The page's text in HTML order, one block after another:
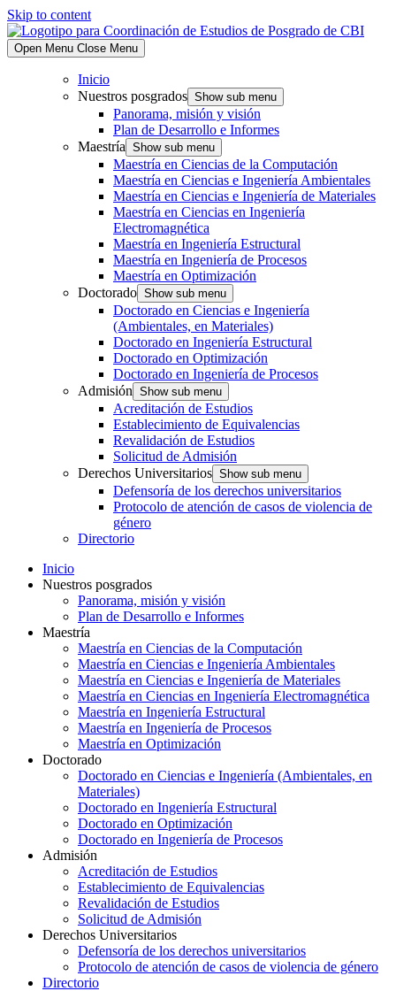
Skip to content
Open Menu Close Menu
Inicio
Nuestros posgrados Show sub menu
Panorama, misión y visión
Plan de Desarrollo e Informes
Maestría Show sub menu
Maestría en Ciencias de la Computación
Maestría en Ciencias e Ingeniería Ambientales
Maestría en Ciencias e Ingeniería de Materiales
Maestría en Ciencias en Ingeniería
Electromagnética
Maestría en Ingeniería Estructural
Maestría en Ingeniería de Procesos
Maestría en Optimización
Doctorado Show sub menu
Doctorado en Ciencias e Ingeniería
(Ambientales, en Materiales)
Doctorado en Ingeniería Estructural
Doctorado en Optimización
Doctorado en Ingeniería de Procesos
Admisión Show sub menu
Acreditación de Estudios
Establecimiento de Equivalencias
Revalidación de Estudios
Solicitud de Admisión
Derechos Universitarios Show sub menu
Defensoría de los derechos universitarios
Protocolo de atención de casos de violencia de
género
Directorio
Inicio
Nuestros posgrados
Panorama, misión y visión
Plan de Desarrollo e Informes
Maestría
Maestría en Ciencias de la Computación
Maestría en Ciencias e Ingeniería Ambientales
Maestría en Ciencias e Ingeniería de Materiales
Maestría en Ciencias en Ingeniería Electromagnética
Maestría en Ingeniería Estructural
Maestría en Ingeniería de Procesos
Maestría en Optimización
Doctorado
Doctorado en Ciencias e Ingeniería (Ambientales, en
Materiales)
Doctorado en Ingeniería Estructural
Doctorado en Optimización
Doctorado en Ingeniería de Procesos
Admisión
Acreditación de Estudios
Establecimiento de Equivalencias
Revalidación de Estudios
Solicitud de Admisión
Derechos Universitarios
Defensoría de los derechos universitarios
Protocolo de atención de casos de violencia de género
Directorio